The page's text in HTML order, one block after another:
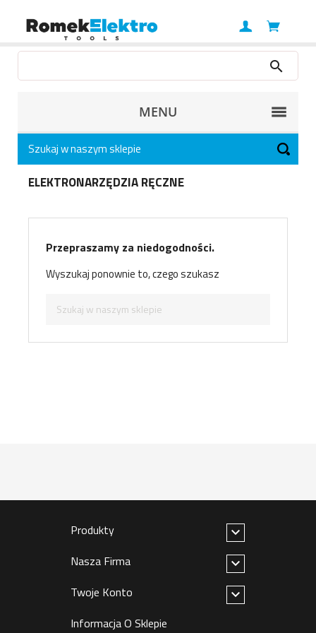
MENU
ELEKTRONARZĘDZIA RĘCZNE
Przepraszamy za niedogodności.
Wyszukaj ponownie to, czego szukasz
Produkty

Nasza Firma

Twoje Konto

Informacja O Sklepie